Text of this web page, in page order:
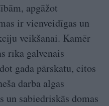
apgāžot
ir vienveidīgas un
veikšanai. Kamēr
rīka galvenais
gada pārskatu, citos
darba algas
un sabiedriskās domas